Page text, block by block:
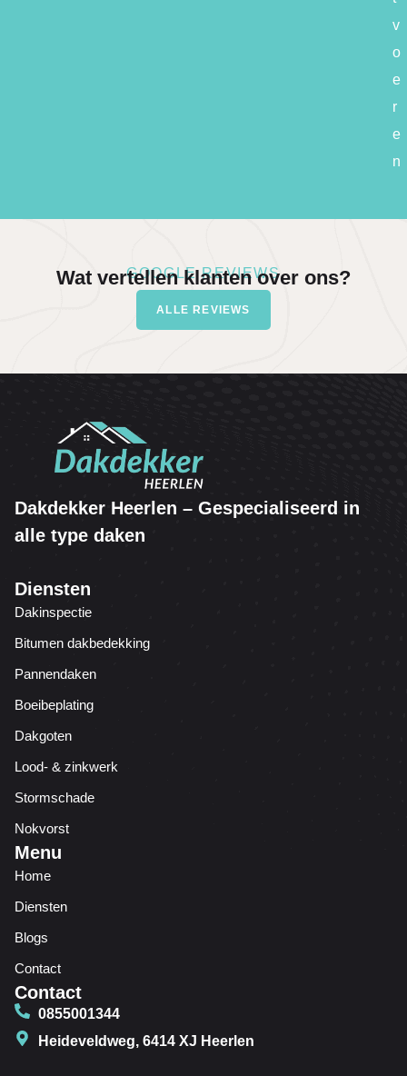
v
o
e
r
e
n
GOOGLE REVIEWS
Wat vertellen klanten over ons?
ALLE REVIEWS
Dakdekker Heerlen – Gespecialiseerd in
alle type daken
Diensten
Dakinspectie
Bitumen dakbedekking
Pannendaken
Boeibeplating
Dakgoten
Lood- & zinkwerk
Stormschade
Nokvorst
Menu
Home
Diensten
Blogs
Contact
Contact
0855001344
Heideveldweg, 6414 XJ Heerlen